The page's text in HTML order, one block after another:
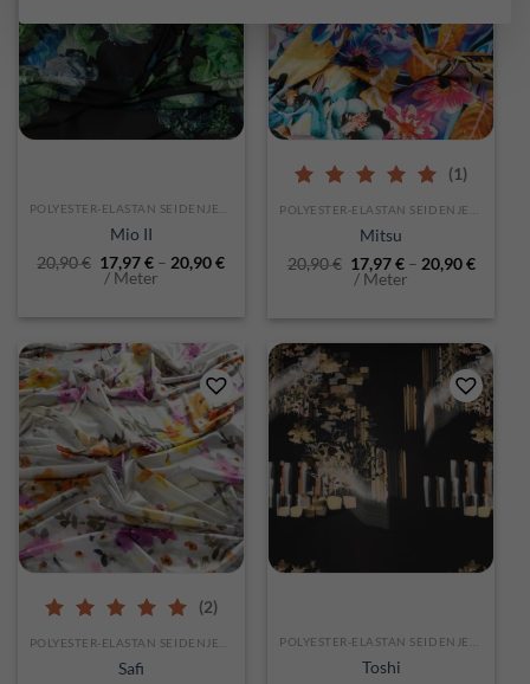
POLYESTER-ELASTAN SEIDENJERSEY
Mio II
20,90€ 17,97€ –20,90€
/ Meter
5.00out of 5
(1)
POLYESTER-ELASTAN SEIDENJERSEY
Mitsu
20,90€ 17,97€– 20,90€
/ Meter
5.00out of 5
(2)
Safi
Toshi